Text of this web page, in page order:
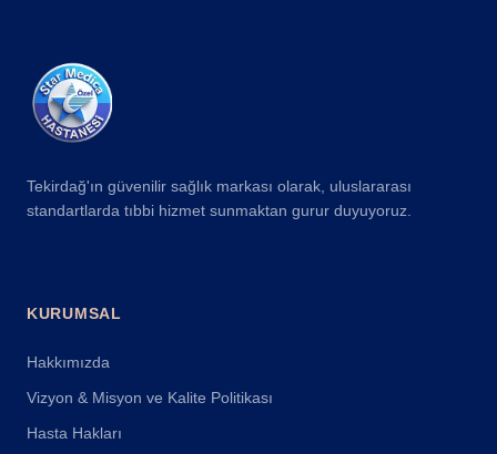
Tekirdağ'ın güvenilir sağlık markası olarak, uluslararası
standartlarda tıbbi hizmet sunmaktan gurur duyuyoruz.
KURUMSAL
Hakkımızda
Vizyon & Misyon ve Kalite Politikası
Hasta Hakları